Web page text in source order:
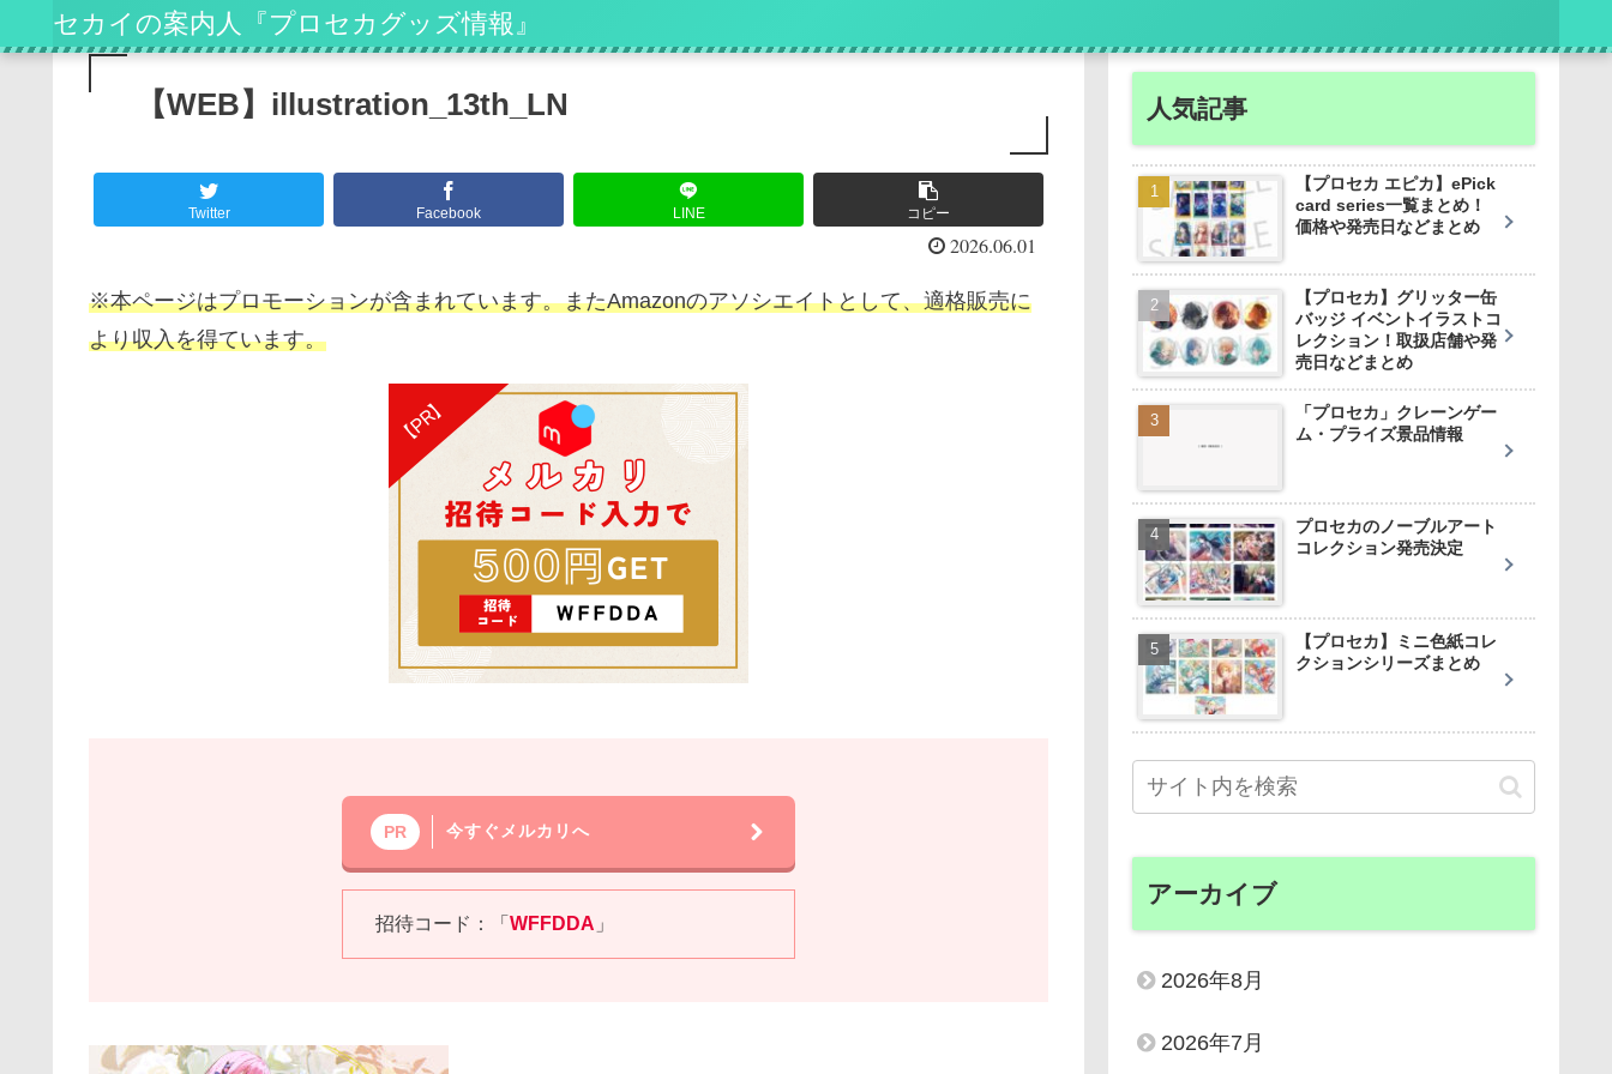
セカイの案内人『プロセカグッズ情報』
【WEB】illustration_13th_LN
Twitter Facebook LINE コピー
2026.06.01
※本ページはプロモーションが含まれています。またAmazonのアソシエイトとして、適格販売に
より収入を得ています。
PR 今すぐメルカリへ
招待コード：「WFFDDA 」
人気記事
【プロセカ エピカ】ePick
card series一覧まとめ！
価格や発売日などまとめ
【プロセカ】グリッター缶
バッジ イベントイラストコ
レクション！取扱店舗や発
売日などまとめ
「プロセカ」クレーンゲー
ム・プライズ景品情報
プロセカのノーブルアート
コレクション発売決定
【プロセカ】ミニ色紙コレ
クションシリーズまとめ
アーカイブ
2026年8月
2026年7月